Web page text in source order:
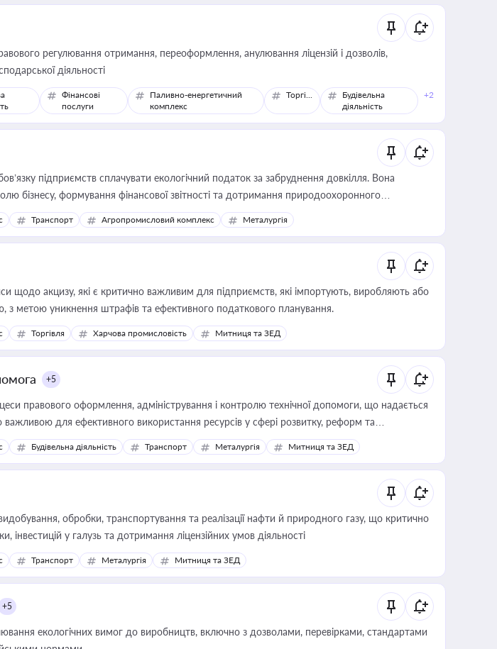
регулювання отримання, переоформлення, анулювання ліцензій і дозволів,
діяльності
Фінансові
послуги
Паливно-енергетичний
комплекс
Торгівля
Будівельна
діяльність
+2
підприємств сплачувати екологічний податок за забруднення довкілля. Вона
бізнесу, формування фінансової звітності та дотримання природоохоронного
Транспорт Агропромисловий комплекс Металургія
щодо акцизу, які є критично важливим для підприємств, які імпортують, виробляють або
з метою уникнення штрафів та ефективного податкового планування.
Торгівля Харчова промисловість Митниця та ЗЕД
+5
правового оформлення, адміністрування і контролю технічної допомоги, що надається
важливою для ефективного використання ресурсів у сфері розвитку, реформ та
Будівельна діяльність Транспорт Металургія Митниця та ЗЕД
обробки, транспортування та реалізації нафти й природного газу, що критично
інвестицій у галузь та дотримання ліцензійних умов діяльності
Транспорт Металургія Митниця та ЗЕД
+5
екологічних вимог до виробництв, включно з дозволами, перевірками, стандартами